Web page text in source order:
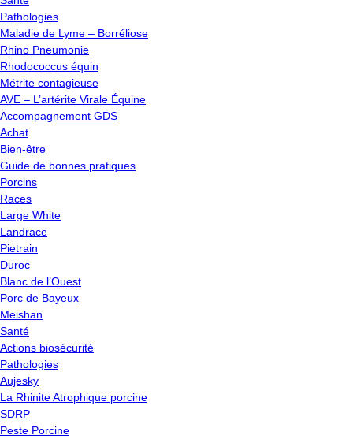
Pathologies
Maladie de Lyme – Borréliose
Rhino Pneumonie
Rhodococcus équin
Métrite contagieuse
AVE – L’artérite Virale Équine
Accompagnement GDS
Achat
Bien-être
Guide de bonnes pratiques
Porcins
Races
Large White
Landrace
Pietrain
Duroc
Blanc de l’Ouest
Porc de Bayeux
Meishan
Santé
Actions biosécurité
Pathologies
Aujesky
La Rhinite Atrophique porcine
SDRP
Peste Porcine